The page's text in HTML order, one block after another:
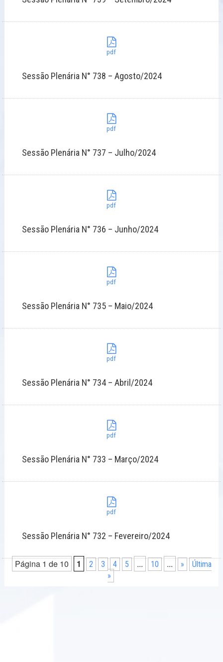
pdf
Sessão Plenária N° 738 – Agosto/2024
pdf
Sessão Plenária N° 737 – Julho/2024
pdf
Sessão Plenária N° 736 – Junho/2024
pdf
Sessão Plenária N° 735 – Maio/2024
pdf
Sessão Plenária N° 734 – Abril/2024
pdf
Sessão Plenária N° 733 – Março/2024
pdf
Sessão Plenária N° 732 – Fevereiro/2024
Página 1 de 10 1 2 3 4 5 ... 10 ... »
Última
»